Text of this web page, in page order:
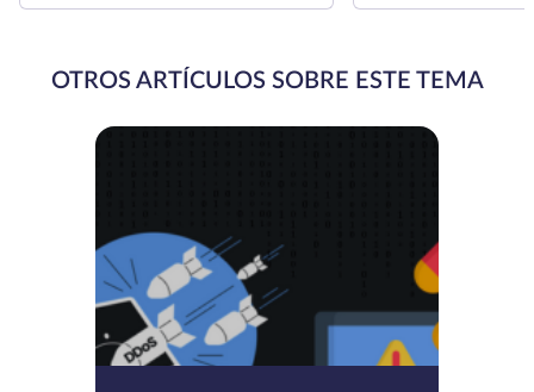
OTROS ARTÍCULOS SOBRE ESTE TEMA